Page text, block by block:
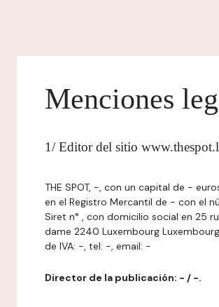
Menciones
1/ Editor del sitio
THE SPOT, -, con un capital de -
en el Registro Mercantil de - con el
Siret n° , con domicilio social en 25
dame 2240 Luxembourg
de IVA: -, tel: -, email: -
Director de la publicación: - / -.